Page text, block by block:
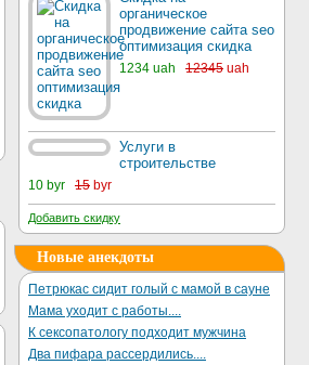
органическое
продвижение сайта seo
оптимизация скидка
1234 uah 12345 uah
Услуги в
строительстве
10 byr 15 byr
Добавить скидку
Новые анекдоты
Петрюкас сидит голый с мамой в сауне
Мама уходит с работы....
К сексопатологу подходит мужчина
Два пифара рассердились....